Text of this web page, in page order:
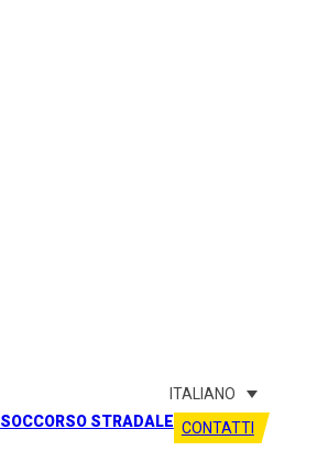
ITALIANO
CONTATTI
SOCCORSO STRADALE